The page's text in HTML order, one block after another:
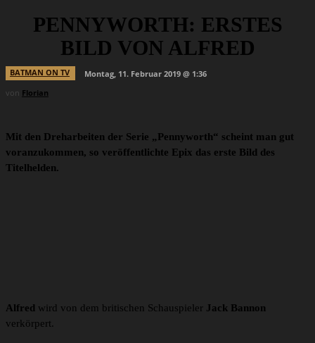
PENNYWORTH: ERSTES
BILD VON ALFRED
BATMAN ON TV
Montag, 11. Februar 2019 @ 1:36
von Florian
Mit den Dreharbeiten der Serie „Pennyworth“ scheint man gut
voranzukommen, so veröffentlichte Epix das erste Bild des
Titelhelden.
Alfred wird von dem britischen Schauspieler Jack Bannon
verkörpert.